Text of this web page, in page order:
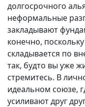
долгосрочного
неформальные
закладывают
конечно,
складывается по
так, будто вы уже
стремитесь. В
идеальном союзе,
усиливают друг